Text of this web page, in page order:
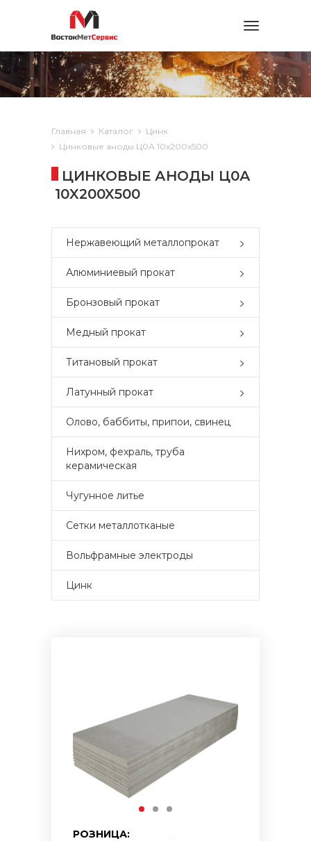
Toggle
Главная Каталог
Цинк
Цинковые аноды Ц0А 10x200x500
ЦИНКОВЫЕ АНОДЫ Ц0А
10X200X500
Нержавеющий металлопрокат
Алюминиевый прокат
Бронзовый прокат
Медный прокат
Титановый прокат
Латунный прокат
Олово, баббиты, припои, свинец
Нихром, фехраль, труба
керамическая
Чугунное литье
Сетки металлотканые
Вольфрамные электроды
Цинк
РОЗНИЦА: